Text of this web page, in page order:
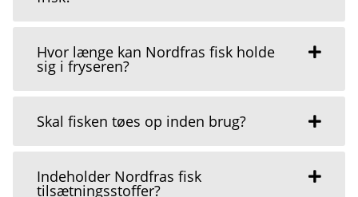
Hvor længe kan Nordfras fisk holde
sig i fryseren?
Skal fisken tøes op inden brug?
Indeholder Nordfras fisk
tilsætningsstoffer?